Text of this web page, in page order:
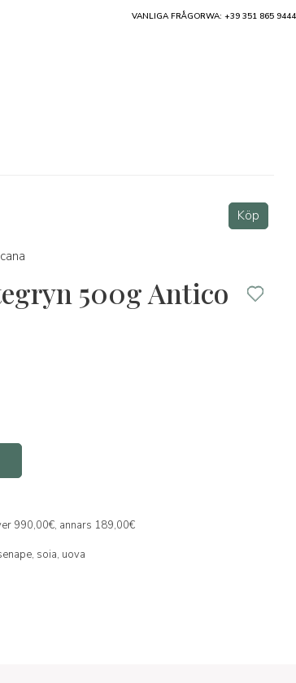
Köp
500g Antico
990,00€, annars 189,00€
soia, uova
VANLIGA FRÅGORWA: +39 351 865 9444